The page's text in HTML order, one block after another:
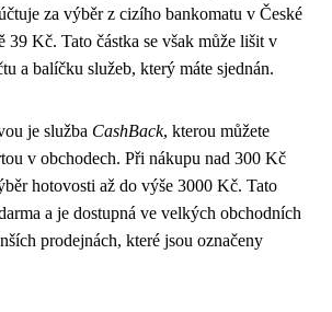
za výběr z cizího bankomatu v České
39 Kč. Tato částka se však může lišit v
a balíčku služeb, který máte sjednán.
je služba CashBack, kterou můžete
v obchodech. Při nákupu nad 300 Kč
hotovosti až do výše 3000 Kč. Tato
a je dostupná ve velkých obchodních
prodejnách, které jsou označeny